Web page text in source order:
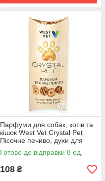
Парфуми для собак, котів та
кішок West Vet Crystal Pet
Пісочне печиво, духи для
тварин, 5 мл
Готово до відправки 8 од.
108 ₴